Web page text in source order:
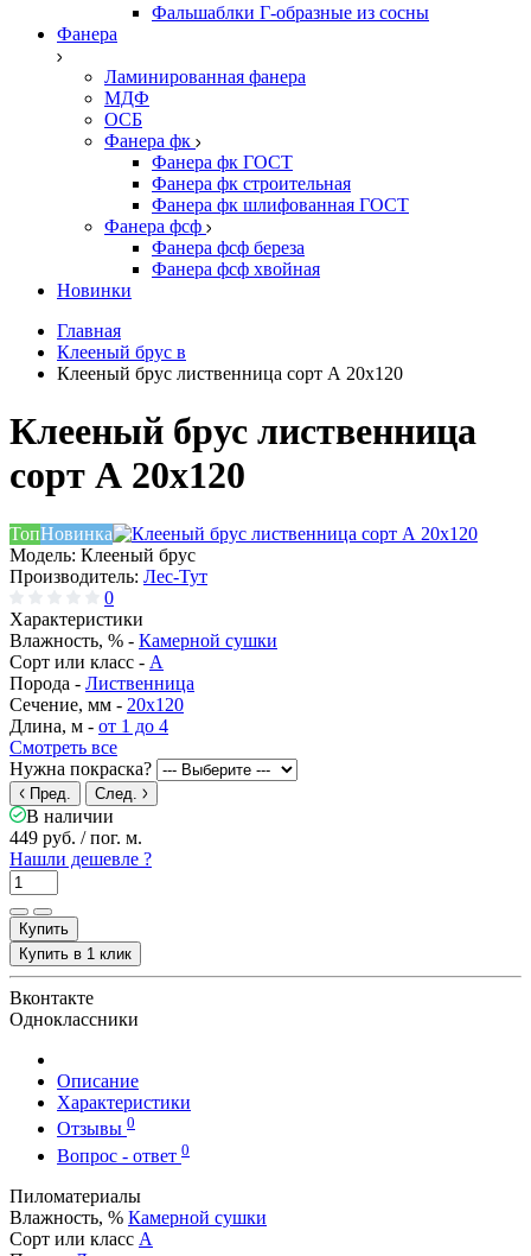
Фальшаблки Г-образные из сосны
Фанера
Ламинированная фанера
МДФ
ОСБ
Фанера фк
Фанера фк ГОСТ
Фанера фк строительная
Фанера фк шлифованная ГОСТ
Фанера фсф
Фанера фсф береза
Фанера фсф хвойная
Новинки
Главная
Клееный брус в
Клееный брус лиственница сорт А 20х120
Клееный брус лиственница
сорт А 20х120
ТопНовинка
Модель: Клееный брус
Производитель: Лес-Тут
0
Характеристики
Влажность, % - Камерной сушки
Сорт или класс - А
Порода - Лиственница
Сечение, мм - 20x120
Длина, м - от 1 до 4
Смотреть все
Нужна покраска?
Пред. След.
В наличии
449 руб. / пог. м.
Нашли дешевле ?
Купить
Купить в 1 клик
Вконтакте
Одноклассники
Описание
Характеристики
Отзывы 0
Вопрос - ответ 0
Пиломатериалы
Влажность, % Камерной сушки
Сорт или класс А